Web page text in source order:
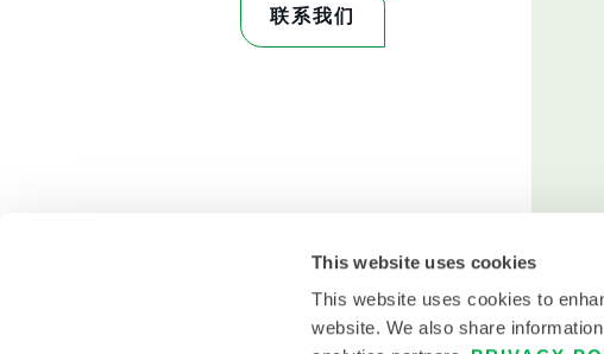
This website uses cookies
This website uses cookies to
website. We also share
联系我们